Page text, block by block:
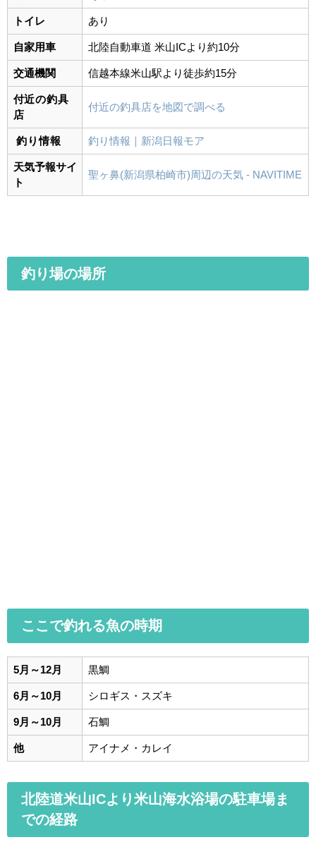
トイレ あり
自家用車 北陸自動車道 米山ICより約10分
交通機関 信越本線米山駅より徒歩約15分
付近の釣具
店
付近の釣具店を地図で調べる
釣り情報 釣り情報｜新潟日報モア
天気予報サイ
ト
聖ヶ鼻(新潟県柏崎市)周辺の天気 - NAVITIME
釣り場の場所
ここで釣れる魚の時期
5月～12月 黒鯛
6月～10月 シロギス・スズキ
9月～10月 石鯛
他 アイナメ・カレイ
北陸道米山ICより米山海水浴場の駐車場ま
での経路